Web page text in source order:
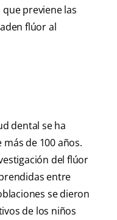
previene las
flúor al
dental se ha
de 100 años.
del flúor
entre
se dieron
de los niños